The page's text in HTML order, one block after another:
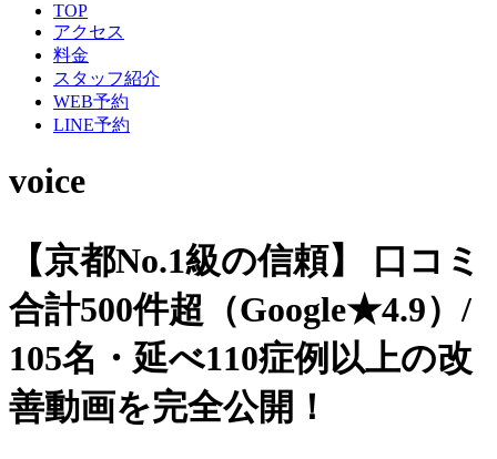
TOP
アクセス
料金
スタッフ紹介
WEB予約
LINE予約
voice
【京都No.1級の信頼】
口コミ
合計500件超（Google★4.9）/
105名・延べ110症例以上の改
善動画を完全公開！